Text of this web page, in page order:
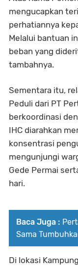
mengucapkan
perhatiannya
Melalui bantuan
beban yang
tambahnya.
Sementara itu,
Peduli dari PT
berkoordinasi
IHC diarahkan
konsentrasi
mengunjungi
Gede Permai
hari.
Baca Juga :
Sama
Di lokasi